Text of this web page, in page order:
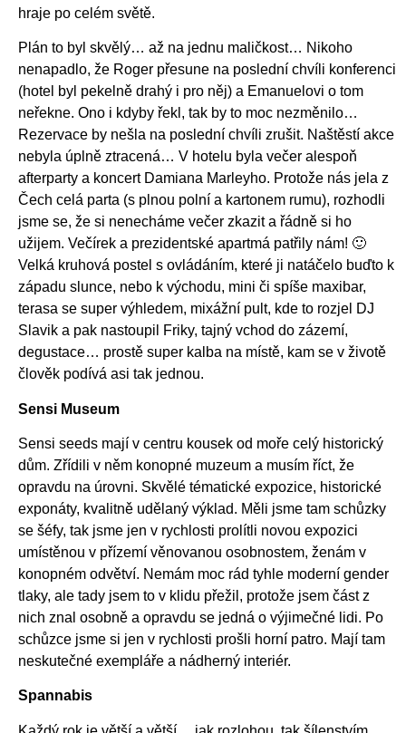
hraje po celém světě.
Plán to byl skvělý… až na jednu maličkost… Nikoho
nenapadlo, že Roger přesune na poslední chvíli konferenci
(hotel byl pekelně drahý i pro něj) a Emanuelovi o tom
neřekne. Ono i kdyby řekl, tak by to moc nezměnilo…
Rezervace by nešla na poslední chvíli zrušit. Naštěstí akce
nebyla úplně ztracená… V hotelu byla večer alespoň
afterparty a koncert Damiana Marleyho. Protože nás jela z
Čech celá parta (s plnou polní a kartonem rumu), rozhodli
jsme se, že si nenecháme večer zkazit a řádně si ho
užijem. Večírek a prezidentské apartmá patřily nám! 🙂
Velká kruhová postel s ovládáním, které ji natáčelo buďto k
západu slunce, nebo k východu, mini či spíše maxibar,
terasa se super výhledem, mixážní pult, kde to rozjel DJ
Slavik a pak nastoupil Friky, tajný vchod do zázemí,
degustace… prostě super kalba na místě, kam se v životě
člověk podívá asi tak jednou.
Sensi Museum
Sensi seeds mají v centru kousek od moře celý historický
dům. Zřídili v něm konopné muzeum a musím říct, že
opravdu na úrovni. Skvělé tématické expozice, historické
exponáty, kvalitně udělaný výklad. Měli jsme tam schůzky
se šéfy, tak jsme jen v rychlosti prolítli novou expozici
umístěnou v přízemí věnovanou osobnostem, ženám v
konopném odvětví. Nemám moc rád tyhle moderní gender
tlaky, ale tady jsem to v klidu přežil, protože jsem část z
nich znal osobně a opravdu se jedná o výjimečné lidi. Po
schůzce jsme si jen v rychlosti prošli horní patro. Mají tam
neskutečné exempláře a nádherný interiér.
Spannabis